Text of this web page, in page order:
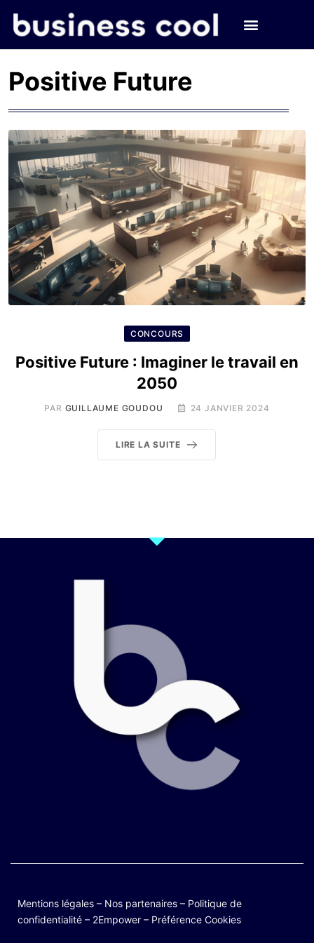
Positive Future
CONCOURS
Positive Future : Imaginer le travail en
2050
PAR GUILLAUME GOUDOU 24 JANVIER 2024
LIRE LA SUITE
Mentions légales – Nos partenaires – Politique de
confidentialité – 2Empower – Préférence Cookies